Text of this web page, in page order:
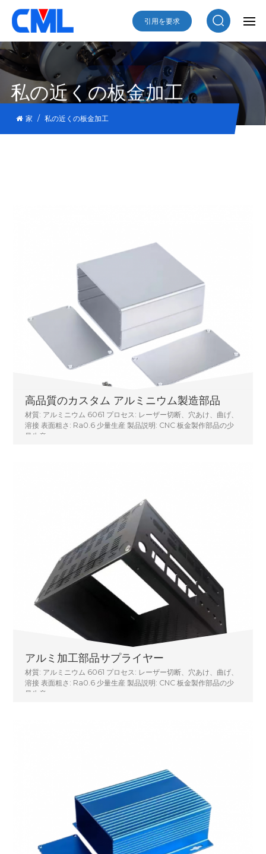
引用を要求
私の近くの板金加工
家 / 私の近くの板金加工
高品質のカスタム アルミニウム製造部品
材質: アルミニウム 6061 プロセス: レーザー切断、穴あけ、曲げ、
溶接 表面粗さ: Ra0.6 少量生産 製品説明: CNC 板金製作部品の少
量生産
アルミ加工部品サプライヤー
材質: アルミニウム 6061 プロセス: レーザー切断、穴あけ、曲げ、
溶接 表面粗さ: Ra0.6 少量生産 製品説明: CNC 板金製作部品の少
量生産